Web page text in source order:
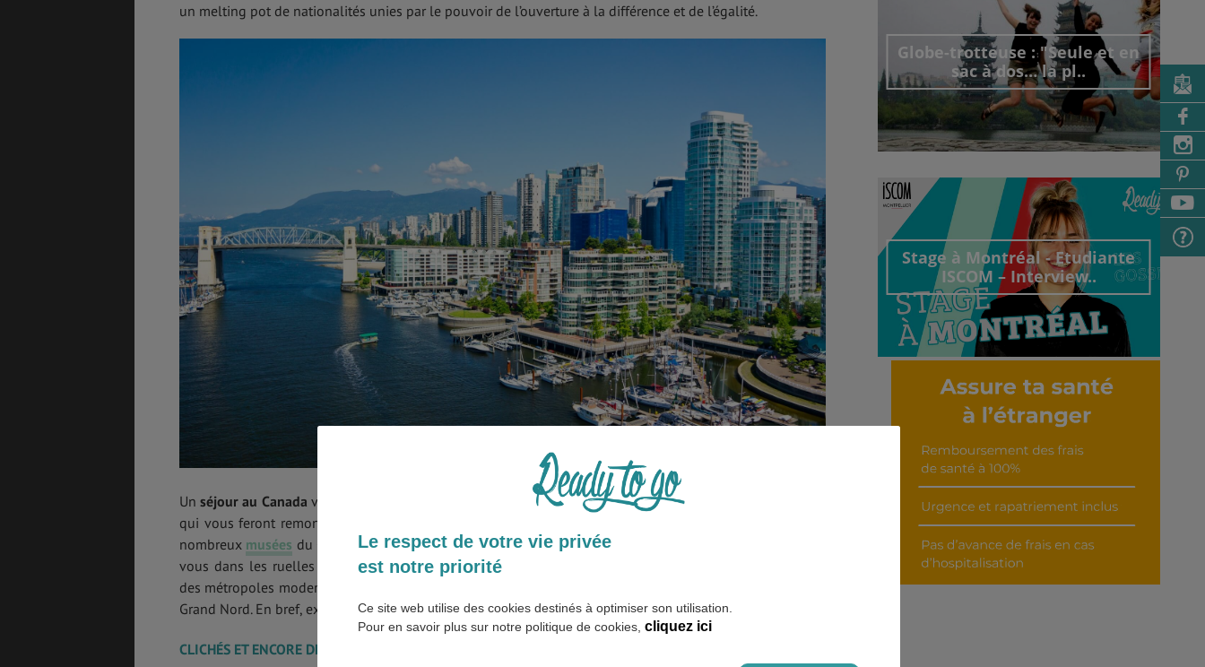
un melting pot de nationalités unies par le pouvoir de l’ouverture à la différence et de l’égalité.
Unséjour au Canada vous fera découvrir tellement de choses ! Prenez le temps de visiter les
qui vous feront remonter au temps où le pays était bien différent d’aujourd’hui. Faites un tour dans les
nombreux musées du Canada où sont exposés à la fois œuvres anciennes et contemporaines. Promenez-
vous dans les ruelles authentiques des villes ou immergez-vous dans la foule des grands boulevards
des métropoles modernes. Partez à la découverte de la nature canadienne et osez vous aventurer dans le
Grand Nord. En bref, explorez tout ce que ce pays a à vous offrir.
CLICHÉS ET ENCORE DES CLICHÉS…
Globe-trotteuse : "Seule et en
sac à dos… la pl..
Découvrir cet interview
Stage à Montréal - Etudiante
ISCOM – Interview..
Le respect de votre vie privée
est notre priorité
Ce site web utilise des cookies destinés à optimiser son utilisation.
Pour en savoir plus sur notre politique de cookies, cliquez ici